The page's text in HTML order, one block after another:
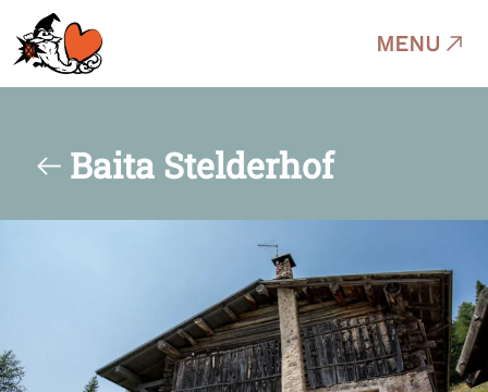
MENU
Baita Stelderhof